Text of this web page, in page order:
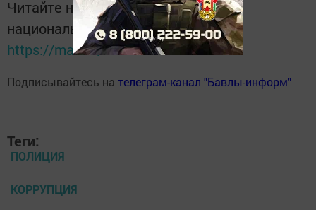
Читайте новости Татарстана в
национальном мессенджере MАХ:
https://max.ru/tatmedia
Подписывайтесь на телеграм-канал "Бавлы-информ"
Теги:
ПОЛИЦИЯ
КОРРУПЦИЯ